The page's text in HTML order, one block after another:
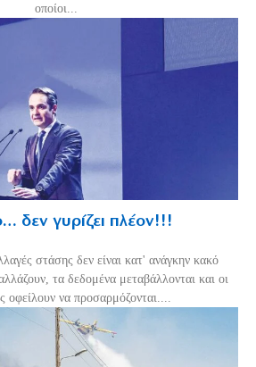
οποίοι...
δεν γυρίζει πλέον!!!
στάσης δεν είναι κατ' ανάγκην κακό
τα δεδομένα μεταβάλλονται και οι
οφείλουν να προσαρμόζονται....